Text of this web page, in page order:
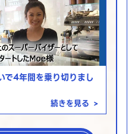
で4年間を乗り切りまし
続きを見る >